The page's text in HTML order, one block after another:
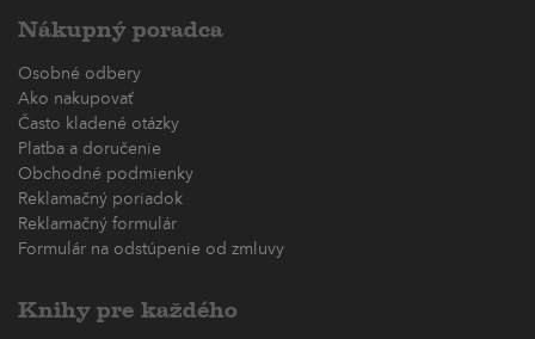
Nákupný poradca
Osobné odbery
Ako nakupovať
Často kladené otázky
Platba a doručenie
Obchodné podmienky
Reklamačný poriadok
Reklamačný formulár
Formulár na odstúpenie od zmluvy
Knihy pre každého